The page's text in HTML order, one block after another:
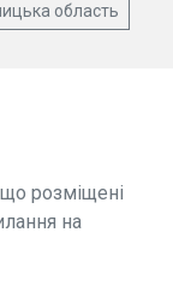
область
розміщені
на